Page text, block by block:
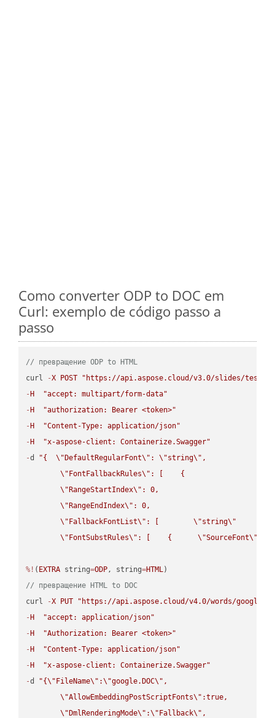
Como converter ODP to DOC em
Curl: exemplo de código passo a
passo
// превращение ODP to HTML
curl
-X POST
"https://api.aspose.cloud/v3.0/slides/test-
- H
"accept: multipart/form-data"
- H
"authorization: Bearer <token>"
- H
"Content-Type: application/json"
- H
"x-aspose-client: Containerize.Swagger"
-d "{ \" DefaultRegularFont\" : \"string\" ,
\" FontFallbackRules\" : [    {
\" RangeStartIndex\" : 0,
\" RangeEndIndex\" : 0,
\" FallbackFontList\" : [ \"string\"
\" FontSubstRules\" : [    { \"SourceFont\"
%! ( EXTRA string=ODP, string=HTML
// превращение HTML to DOC
curl
-X PUT
"https://api.aspose.cloud/v4.0/words/
- H
"accept: application/json"
- H
"Authorization: Bearer <token>"
- H
"Content-Type: application/json"
- H
"x-aspose-client: Containerize.Swagger"
-d "{\" FileName\" :\"google.DOC\" ,
\"AllowEmbeddingPostScriptFonts\" :true,
\" DmlRenderingMode\" :\" Fallback\" ,